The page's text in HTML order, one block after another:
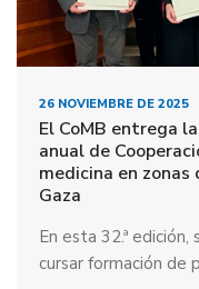
26 NOVIEMBRE DE 2025
El CoMB entrega
anual de
medicina en
Gaza
En esta 32.ª
cursar formación de